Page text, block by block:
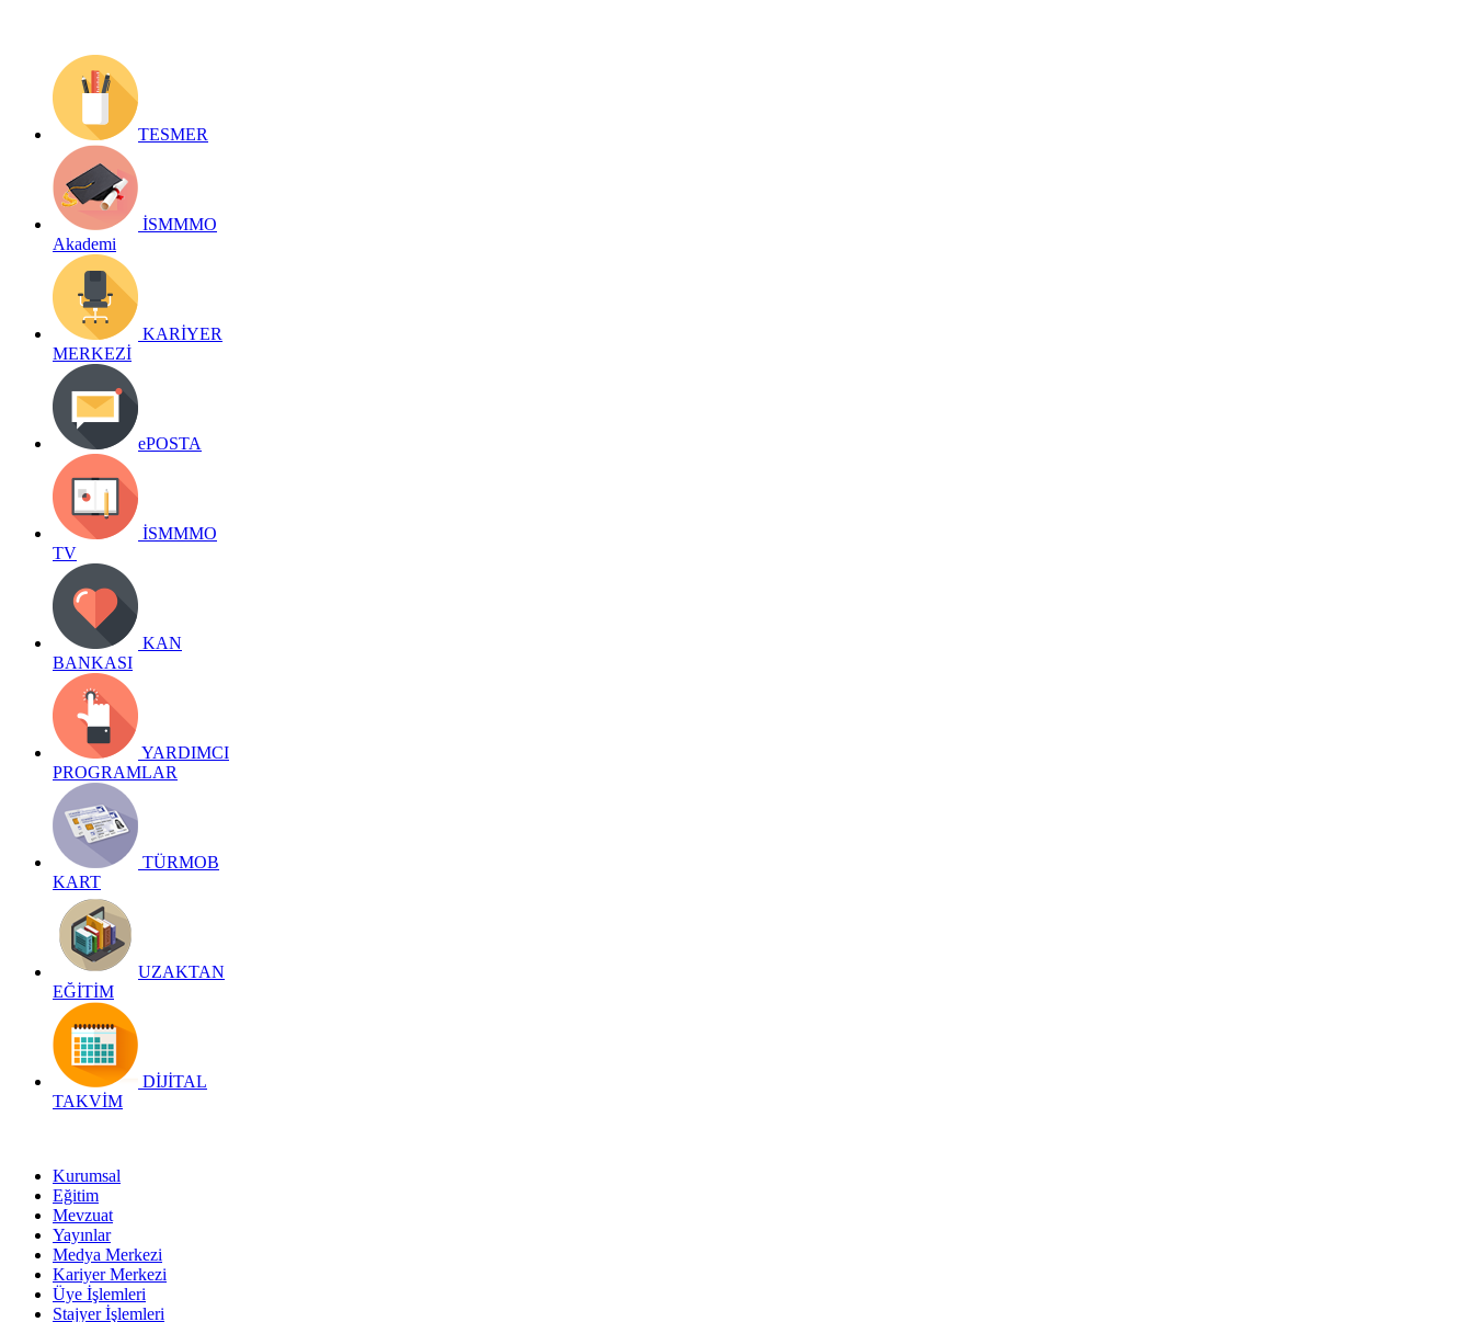
TESMER
İSMMMO
Akademi
KARİYER
MERKEZİ
ePOSTA
İSMMMO
TV
KAN
BANKASI
YARDIMCI
PROGRAMLAR
TÜRMOB
KART
UZAKTAN
EĞİTİM
DİJİTAL
TAKVİM
Kurumsal
Eğitim
Mevzuat
Yayınlar
Medya Merkezi
Kariyer Merkezi
Üye İşlemleri
Stajyer İşlemleri